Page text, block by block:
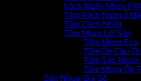
Vách Ngăn Nhựa
Tấm Vách Ngăn 2
Tấm Cách Nhiệt
Tấm Nhựa Lót Sàn
Tấm Nhựa Eco
Tấm Ốp Cầu
Tấm Sàn Nhựa
Tấm Nhựa Ốp
Sàn Nhựa Giả Gỗ